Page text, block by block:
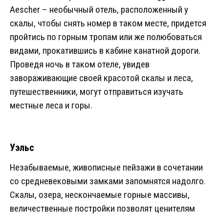
Aescher – необычный отель, расположенный у
скалы, чтобы снять номер в таком месте, придется
пройтись по горным тропам или же полюбоваться
видами, прокатившись в кабине канатной дороги.
Проведя ночь в таком отеле, увидев
завораживающие своей красотой скалы и леса,
путешественники, могут отправиться изучать
местные леса и горы.
Уэльс
Незабываемые, живописные пейзажи в сочетании
со средневековыми замками запомнятся надолго.
Скалы, озера, нескончаемые горные массивы,
величественные постройки позволят ценителям